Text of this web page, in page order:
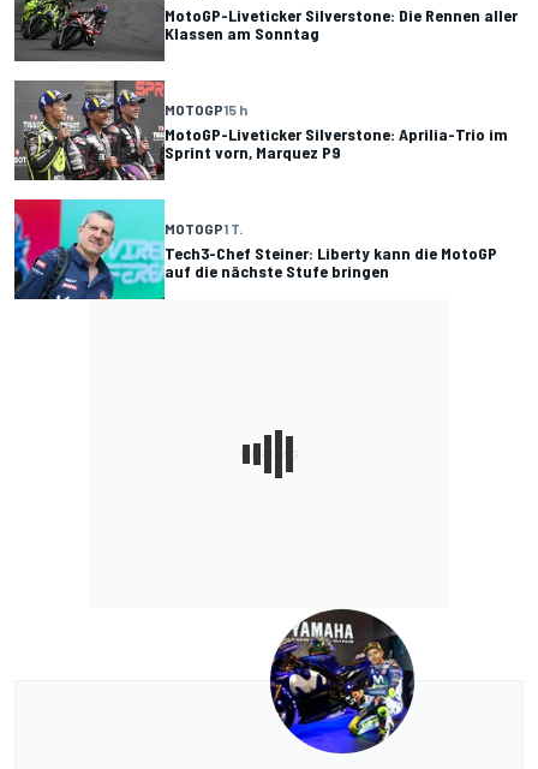
MotoGP-Liveticker Silverstone: Die Rennen aller
Klassen am Sonntag
MOTOGP15 h
MotoGP-Liveticker Silverstone: Aprilia-Trio im
Sprint vorn, Marquez P9
MOTOGP1 T.
Tech3-Chef Steiner: Liberty kann die MotoGP
auf die nächste Stufe bringen